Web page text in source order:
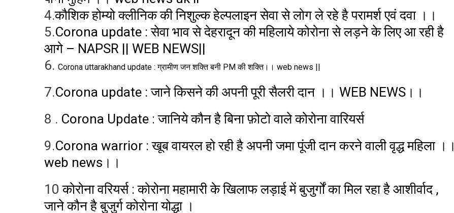
4.कौशिक होम्यो क्लीनिक की निशुल्क हेल्पलाइन सेवा से लोग ले रहे है परामर्श एवं दवा ।।
5.Corona update : सेवा भाव से देहरादून की महिलाये कोरोना से लड़ने के लिए आ रही है
आगे – NAPSR || WEB NEWS||
6. Corona uttarakhand update : ग्रामीण जन शक्ति बनी PM की शक्ति।। web news ||
7.Corona update : जाने किसने की अपनी पूरी सैलरी दान ।। WEB NEWS।।
8 . Corona Update : जानिये कौन है बिना फ़ोटो वाले कोरोना वारियर्स
9.Corona warrior : खूब वायरल हो रही है अपनी जमा पूंजी दान करने वाली वृद्ध महिला ।।
web news।।
10कोरोना वरियर्स : कोरोना महामारी के खिलाफ लड़ाई में बुजुर्गों का मिल रहा है आशीर्वाद ,
जाने कौन है बुजुर्ग कोरोना योद्धा ।